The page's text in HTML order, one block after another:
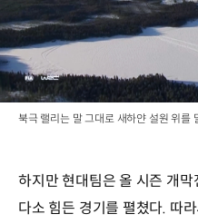
북극 랠리는 말 그대로 새하얀 설원 위
하지만 현대팀은 올 시즌 개
다소 힘든 경기를 펼쳤다. 따